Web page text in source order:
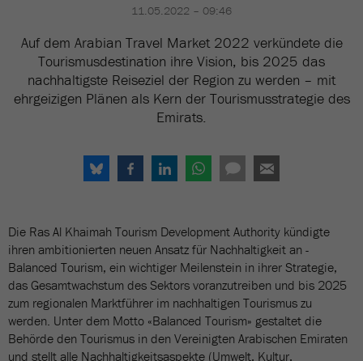
11.05.2022 – 09:46
Auf dem Arabian Travel Market 2022 verkündete die
Tourismusdestination ihre Vision, bis 2025 das
nachhaltigste Reiseziel der Region zu werden – mit
ehrgeizigen Plänen als Kern der Tourismusstrategie des
Emirats.
Die Ras Al Khaimah Tourism Development Authority kündigte
ihren ambitionierten neuen Ansatz für Nachhaltigkeit an -
Balanced Tourism, ein wichtiger Meilenstein in ihrer Strategie,
das Gesamtwachstum des Sektors voranzutreiben und bis 2025
zum regionalen Marktführer im nachhaltigen Tourismus zu
werden. Unter dem Motto «Balanced Tourism» gestaltet die
Behörde den Tourismus in den Vereinigten Arabischen Emiraten
und stellt alle Nachhaltigkeitsaspekte (Umwelt, Kultur,